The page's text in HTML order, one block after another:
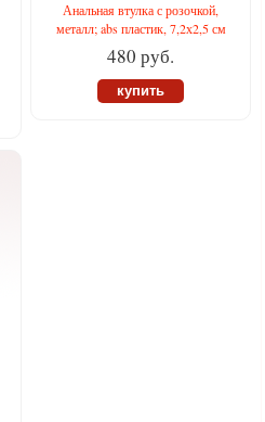
Анальная втулка с розочкой,
металл; abs пластик, 7,2х2,5 см
480 руб.
купить